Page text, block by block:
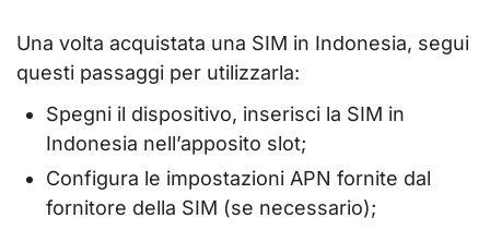
Una volta acquistata una SIM in Indonesia, segui
questi passaggi per utilizzarla:
Spegni il dispositivo, inserisci la SIM in
Indonesia nell’apposito slot;
Configura le impostazioni APN fornite dal
fornitore della SIM (se necessario);